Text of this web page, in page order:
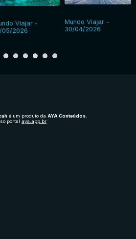
Viajar -
05/2026
Mundo Viajar -
30/04/2026
é um produto da AYA Conteúdos
portal aya.app.br